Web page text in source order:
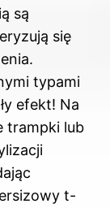
są
się
typami
efekt! Na
trampki lub
t-